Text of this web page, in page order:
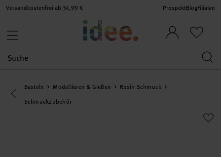
Versandkostenfrei ab 34,99 € ProspektBlogFilialen
Eine Kategorie zurück navigieren
Basteln Modellieren & Gießen
Resin Schmuck
Schmuckzubehör